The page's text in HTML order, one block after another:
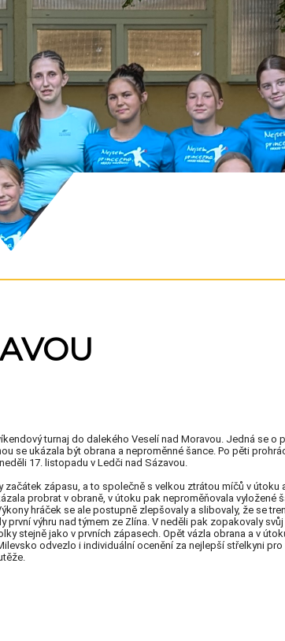
turnaj do dalekého Veselí nad Moravou. Jedná se o
se ukázala být obrana a neproměnné šance. Po pěti
17. listopadu v Ledči nad Sázavou.
zápasu, a to společně s velkou ztrátou míčů v útoku
probrat v obraně, v útoku pak neproměňovala vyložené
hráček se ale postupně zlepšovaly a slibovaly, že se
výhru nad týmem ze Zlína. V neděli pak zopakovaly
stejně jako v prvních zápasech. Opět vázla obrana a v
odvezlo i individuální ocenění za nejlepší střelkyni